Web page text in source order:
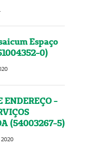
Espaço
0)
ENDEREÇO -
(54003267-5)
2020